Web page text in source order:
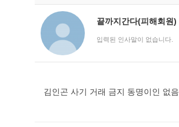
유해사이트 목록
비공개 피해사례
워킹홀리데이 피해사례
끝까지간다(피해회원)
입력된 인사말이 없습니다.
김인곤 사기 거래 금지 동명이인 없음